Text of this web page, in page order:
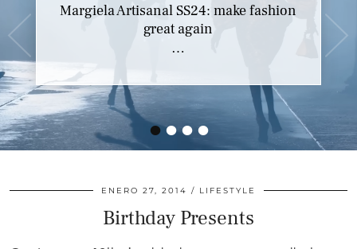
••••
Margiela Artisanal SS24: make fashion
great again
…
Marc Jacobs SS23 y el buscar confort en
nuestros héroes
…
ENERO 27, 2014 LIFESTYLE
Birthday Presents